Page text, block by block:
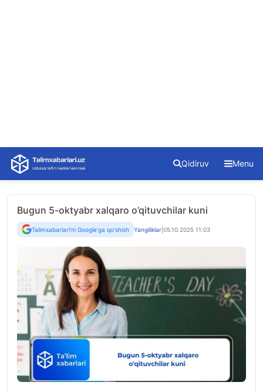
Skip
content
Qidiruv Menu
Bugun 5-oktyabr xalqaro o’qituvchilar kuni
Talimxabarlari'ni Google'ga qo'shish Yangiliklar 05.10.2025 11:03